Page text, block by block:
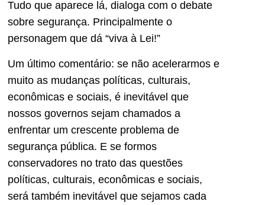
Tudo que aparece lá, dialoga com o debate
sobre segurança. Principalmente o
personagem que dá “viva à Lei!”
Um último comentário: se não acelerarmos e
muito as mudanças políticas, culturais,
econômicas e sociais, é inevitável que
nossos governos sejam chamados a
enfrentar um crescente problema de
segurança pública. E se formos
conservadores no trato das questões
políticas, culturais, econômicas e sociais,
será também inevitável que sejamos cada